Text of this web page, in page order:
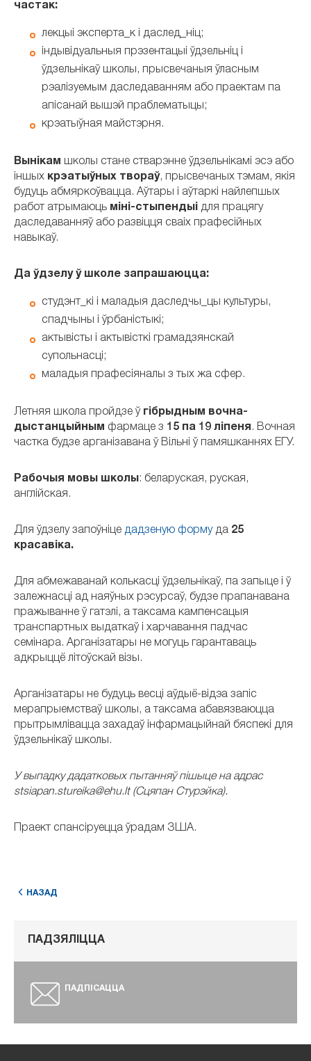
частак:
лекцыі эксперта_к і даслед_ніц;
індывідуальныя прэзентацыі ўдзельніц і
ўдзельнікаў школы, прысвечаныя ўласным
рэалізуемым даследаванням або праектам па
апісанай вышэй праблематыцы;
крэатыўная майстэрня.
Вынікам школы стане стварэнне ўдзельнікамі эсэ або
іншых крэатыўных твораў, прысвечаных тэмам, якія
будуць абмяркоўвацца. Аўтары і аўтаркі найлепшых
работ атрымаюць міні-стыпендыі для працягу
даследаванняў або развіцця сваіх прафесійных
навыкаў.
Да ўдзелу ў школе запрашаюцца:
студэнт_кі і маладыя даследчы_цы культуры,
спадчыны і ўрбаністыкі;
актывісты і актывісткі грамадзянскай
супольнасці;
маладыя прафесіяналы з тых жа сфер.
Летняя школа пройдзе ў гібрыдным вочна-
дыстанцыйным фармаце з 15 па 19 ліпеня. Вочная
частка будзе арганізавана ў Вільні ў памяшканнях ЕГУ.
Рабочыя мовы школы: беларуская, руская,
англійская.
Для ўдзелу запоўніце дадзеную формуда 25
красавіка.
Для абмежаванай колькасці ўдзельнікаў, па запыце і ў
залежнасці ад наяўных рэсурсаў, будзе прапанавана
пражыванне ў гатэлі, а таксама кампенсацыя
транспартных выдаткаў і харчавання падчас
семінара. Арганізатары не могуць гарантаваць
адкрыццё літоўскай візы.
Арганізатары не будуць весці аўдыё-відэа запіс
мерапрыемстваў школы, а таксама абавязваюцца
прытрымлівацца захадаў інфармацыйнай бяспекі для
ўдзельнікаў школы.
У выпадку дадатковых пытанняў пішыце на адрас
stsiapan.stureika@ehu.lt (Сцяпан Стурэйка).
Праект спансіруецца ўрадам ЗША.
НАЗАД
ПАДЗЯЛІЦЦА
ПАДПІСАЦЦА